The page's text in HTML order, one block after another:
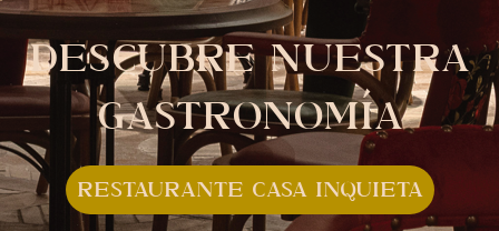
DESCUBRE NUESTRA
GASTRONOMÍA
RESTAURANTE CASA INQUIETA